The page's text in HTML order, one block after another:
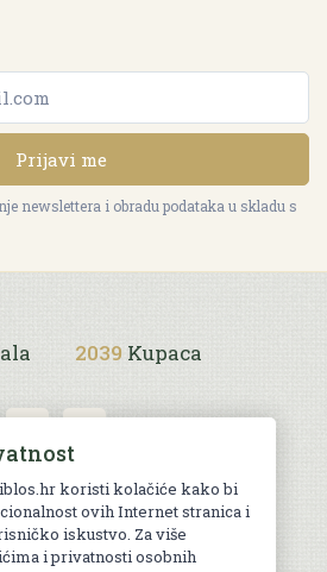
Prijavi me
newslettera i obradu podataka u skladu s
2039 Kupaca
kupnje
koristi kolačiće kako bi
ovih Internet stranica i
iskustvo. Za više
i privatnosti osobnih